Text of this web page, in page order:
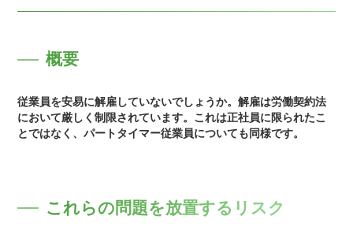
概要
従業員を安易に解雇していないでしょうか。解雇は労働契約法
において厳しく制限されています。これは正社員に限られたこ
とではなく、パートタイマー従業員についても同様です。
これらの問題を放置するリスク